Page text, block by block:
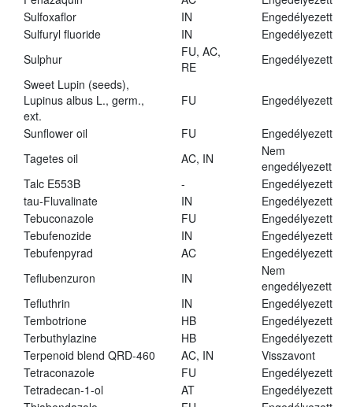
Sulfoxaflor
IN
Engedélyezett
Sulfuryl fluoride
IN
Engedélyezett
Sulphur
FU, AC,
RE
Engedélyezett
Sweet Lupin (seeds),
Lupinus albus L., germ.,
ext.
FU Engedélyezett
Sunflower oil FU
Engedélyezett
Tagetes oil
AC, IN
Nem
engedélyezett
Talc E553B
-
Engedélyezett
tau-Fluvalinate
IN
Engedélyezett
Tebuconazole
FU
Engedélyezett
Tebufenozide
IN
Engedélyezett
Tebufenpyrad
AC
Engedélyezett
Teflubenzuron
IN
Nem
engedélyezett
Tefluthrin
IN
Engedélyezett
Tembotrione
HB
Engedélyezett
Terbuthylazine
HB
Engedélyezett
Terpenoid blend QRD-460
AC, IN
Visszavont
Tetraconazole
FU
Engedélyezett
Tetradecan-1-ol
AT
Engedélyezett